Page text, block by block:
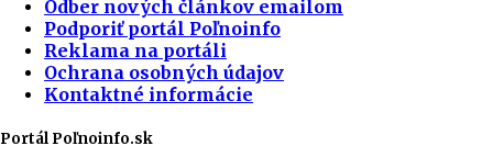
Odber nových článkov emailom
Podporiť portál Poľnoinfo
Reklama na portáli
Ochrana osobných údajov
Kontaktné informácie
Portál Poľnoinfo.sk